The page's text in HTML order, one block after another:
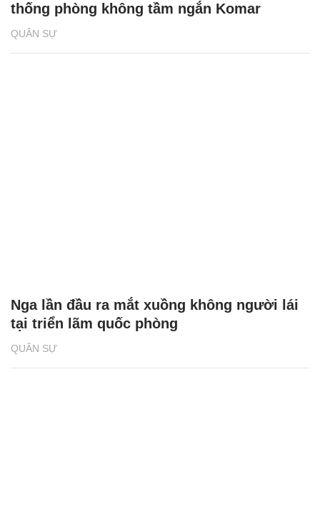
QUÂN SỰ
thống phòng không tầm ngắn Komar
QUÂN SỰ
Nga lần đầu ra mắt xuồng không người lái
tại triển lãm quốc phòng